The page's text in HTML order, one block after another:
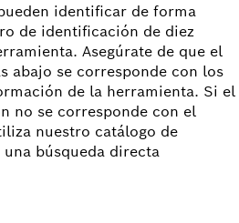
identificar de forma
de identificación de diez
Asegúrate de que el
abajo se corresponde con los
de la herramienta. Si el
no se corresponde con el
nuestro catálogo de
búsqueda directa